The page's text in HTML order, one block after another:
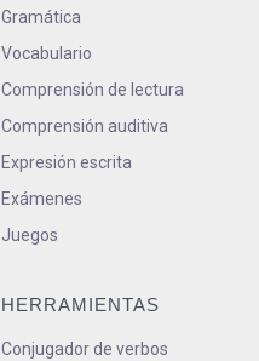
Gramática
Vocabulario
Comprensión de lectura
Comprensión auditiva
Expresión escrita
Exámenes
Juegos
HERRAMIENTAS
Conjugador de verbos